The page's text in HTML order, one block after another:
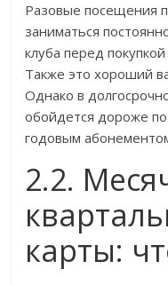
Разовые посещения
заниматься
клуба перед
Также это хороший
Однако в
обойдется дороже
годовым
2.2.
карты: